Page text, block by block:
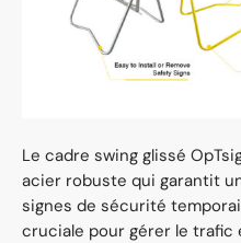
Le cadre swing glissé
acier robuste qui garantit
signes de sécurité
cruciale pour gérer le